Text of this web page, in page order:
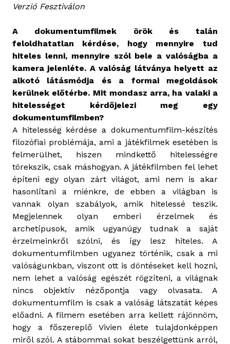
Verzió Fesztiválon
A dokumentumfilmek örök és talán
feloldhatatlan kérdése, hogy mennyire tud
hiteles lenni, mennyire szól bele a valóságba a
kamera jelenléte. A valóság látványa helyett az
alkotó látásmódja és a formai megoldások
kerülnek előtérbe. Mit mondasz arra, ha valaki a
hitelességet kérdőjelezi meg egy
dokumentumfilmben?
A hitelesség kérdése a dokumentumfilm-készítés
filozófiai problémája, ami a játékfilmek esetében is
felmerülhet, hiszen mindkettő hitelességre
törekszik, csak máshogyan. A játékfilmben fel lehet
építeni egy olyan zárt világot, ami nem is akar
hasonlítani a miénkre, de ebben a világban is
vannak olyan szabályok, amik hitelessé teszik.
Megjelennek olyan emberi érzelmek és
archetípusok, amik ugyanúgy tudnak a saját
érzelmeinkről szólni, és így lesz hiteles. A
dokumentumfilmben ugyanez történik, csak a mi
valóságunkban, viszont ott is döntéseket kell hozni,
nem lehet a valóság egészét rögzíteni, a világnak
nincs objektív nézőpontja vagy olvasata. A
dokumentumfilm is csak a valóság látszatát képes
előadni. A filmem esetében arra kellett rájönnöm,
hogy a főszereplő Vivien élete tulajdonképpen
miről szól. A stábommal sokat beszélgettünk arról,